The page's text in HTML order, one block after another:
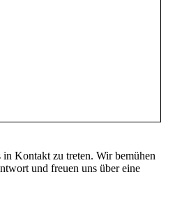
Kontakt zu treten. Wir bemühen
und freuen uns über eine